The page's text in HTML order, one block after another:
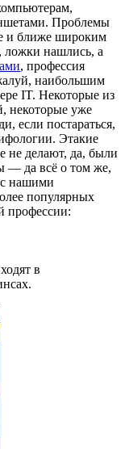
Проблемы
и ближе широким
ложки нашлись, а
, профессия
наибольшим
IT. Некоторые из
некоторые уже
если постараться,
Этакие
не делают, да, были
— да всё о том же,
нашими
популярных
профессии:
в